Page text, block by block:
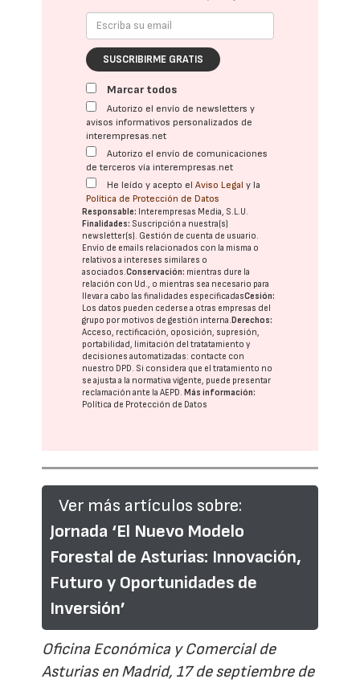
SUSCRIBIRME GRATIS
Marcar todos
Autorizo el envío de newsletters y
avisos informativos personalizados de
interempresas.net
Autorizo el envío de comunicaciones
de terceros vía interempresas.net
He leído y acepto elAviso Legal y la
Política de Protección de Datos
Responsable: Interempresas Media, S.L.U.
Finalidades: Suscripción a nuestra(s)
newsletter(s). Gestión de cuenta de usuario.
Envío de emails relacionados con la misma o
relativos a intereses similares o
asociados.Conservación: mientras dure la
relación con Ud., o mientras sea necesario para
llevar a cabo las finalidades especificadasCesión:
Los datos pueden cederse a otras empresas del
grupo por motivos de gestión interna.Derechos:
Acceso, rectificación, oposición, supresión,
portabilidad, limitación del tratatamiento y
decisiones automatizadas: contacte con
nuestro DPD. Si considera que el tratamiento no
se ajusta a la normativa vigente, puede presentar
reclamación ante laAEPD.Más información:
Política de Protección de Datos
Ver más artículos sobre:
Jornada ‘El Nuevo Modelo
Forestal de Asturias: Innovación,
Futuro y Oportunidades de
Inversión’
Oficina Económica y Comercial de
Asturias en Madrid, 17 de septiembre de